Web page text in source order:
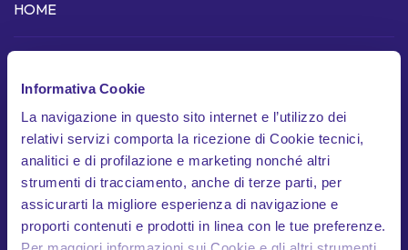
Informativa Cookie
La navigazione in questo sito internet e l’utilizzo dei
relativi servizi comporta la ricezione di Cookie tecnici,
analitici e di profilazione e marketing nonché altri
strumenti di tracciamento, anche di terze parti, per
assicurarti la migliore esperienza di navigazione e
proporti contenuti e prodotti in linea con le tue preferenze.
HOME
Dispositivo telematico
In cosa siamo unici
Garanzie
Documenti contrattuali